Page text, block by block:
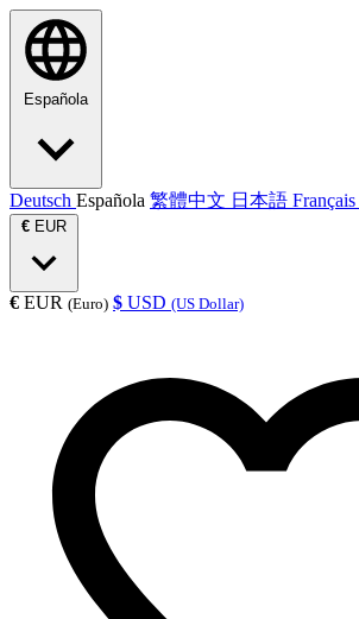
Española
Deutsch Española 繁體中文 日本語 Français
€ EUR
€ EUR (Euro) $ USD (US Dollar)